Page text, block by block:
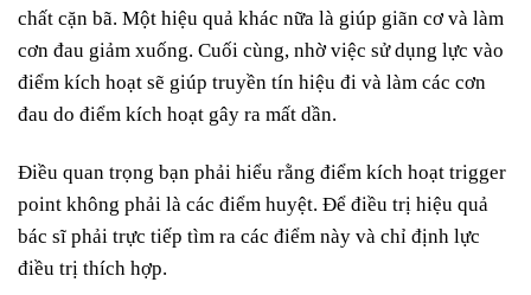
chất cặn bã. Một hiệu quả khác nữa là giúp giãn cơ và làm
cơn đau giảm xuống. Cuối cùng, nhờ việc sử dụng lực vào
điểm kích hoạt sẽ giúp truyền tín hiệu đi và làm các cơn
đau do điểm kích hoạt gây ra mất dần.
Điều quan trọng bạn phải hiểu rằng điểm kích hoạt trigger
point không phải là các điểm huyệt. Để điều trị hiệu quả
bác sĩ phải trực tiếp tìm ra các điểm này và chỉ định lực
điều trị thích hợp.